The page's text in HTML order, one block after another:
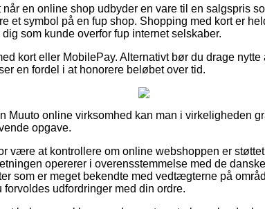
en online shop udbyder en vare til en salgspris
et symbol på en fup shop. Shopping med kort er
som kunde overfor fup internet selskaber.
kort eller MobilePay. Alternativt bør du drage
en fordel i at honorere beløbet over tid.
Muuto online virksomhed kan man i virkeligheden
opgave.
være at kontrollere om online webshoppen er
opererer i overensstemmelse med de
som er meget bekendte med vedtægterne på
udfordringer med din ordre.